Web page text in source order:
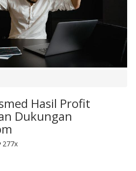
Hasil Profit
Dukungan
277x